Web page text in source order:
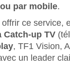
par mobile.
ce service,
Catch-up TV
, TF1 Vision,
un leader